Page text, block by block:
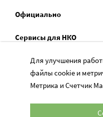
Официально
Сервисы для НКО
Спецпроекты
Социальное служение
Для улучшения
файлы cookie и
Метрика и Счетчик